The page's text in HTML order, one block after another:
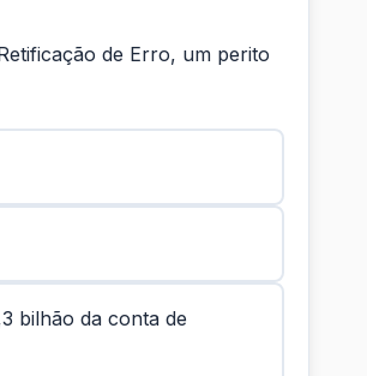
de Erro, um perito
bilhão da conta de